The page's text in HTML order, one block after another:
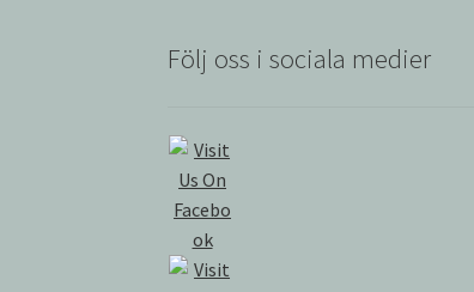
Följ oss i sociala medier